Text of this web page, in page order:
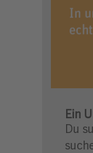
Ein
Du